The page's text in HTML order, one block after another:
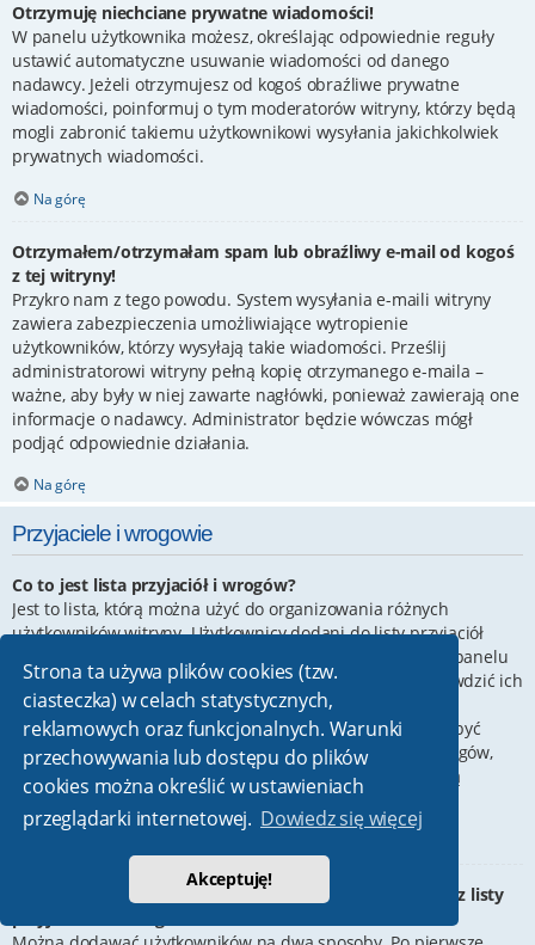
Strona ta używa plików cookies (tzw.
ciasteczka) w celach statystycznych,
reklamowych oraz funkcjonalnych. Warunki
przechowywania lub dostępu do plików
cookies można określić w ustawieniach
przeglądarki internetowej. Dowiedz się więcej
Akceptuję!
Otrzymuję niechciane prywatne wiadomości!
W panelu użytkownika możesz, określając odpowiednie reguły
ustawić automatyczne usuwanie wiadomości od danego
nadawcy. Jeżeli otrzymujesz od kogoś obraźliwe prywatne
wiadomości, poinformuj o tym moderatorów witryny, którzy będą
mogli zabronić takiemu użytkownikowi wysyłania jakichkolwiek
prywatnych wiadomości.
Na górę
Otrzymałem/otrzymałam spam lub obraźliwy e-mail od kogoś
z tej witryny!
Przykro nam z tego powodu. System wysyłania e-maili witryny
zawiera zabezpieczenia umożliwiające wytropienie
użytkowników, którzy wysyłają takie wiadomości. Prześlij
administratorowi witryny pełną kopię otrzymanego e-maila –
ważne, aby były w niej zawarte nagłówki, ponieważ zawierają one
informacje o nadawcy. Administrator będzie wówczas mógł
podjąć odpowiednie działania.
Na górę
Przyjaciele i wrogowie
Co to jest lista przyjaciół i wrogów?
Jest to lista, którą można użyć do organizowania różnych
użytkowników witryny. Użytkownicy dodani do listy przyjaciół
znajdującej się w panelu
zarządzania kontem. Z tego poziomu można szybko sprawdzić ich
status, a także wysłać prywatną wiadomość. Zależnie od
używanego stylu witryny, posty tych użytkowników mogą być
wyróżniane. Jeśli użytkownik zostanie dodany do listy wrogów,
wszystkie posty przez niego napisane domyślnie nie będą
wyświetlane.
W jaki sposób można dodawać/usuwać użytkowników z listy